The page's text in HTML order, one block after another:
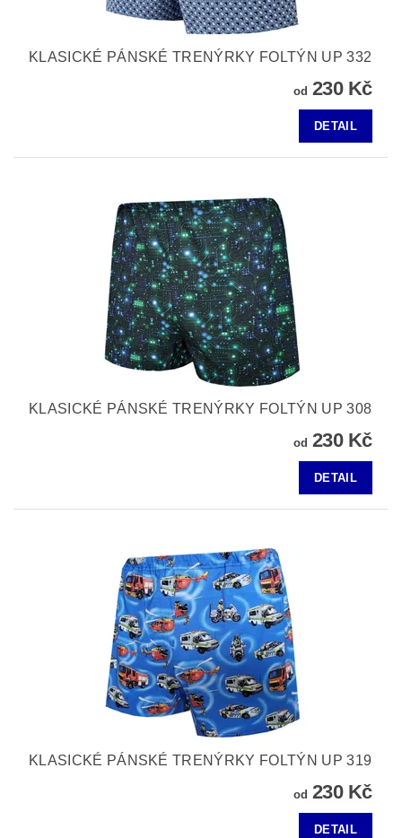
KLASICKÉ PÁNSKÉ TRENÝRKY FOLTÝN UP 332
od 230 Kč
DETAIL
KLASICKÉ PÁNSKÉ TRENÝRKY FOLTÝN UP 308
od 230 Kč
DETAIL
KLASICKÉ PÁNSKÉ TRENÝRKY FOLTÝN UP 319
od 230 Kč
DETAIL